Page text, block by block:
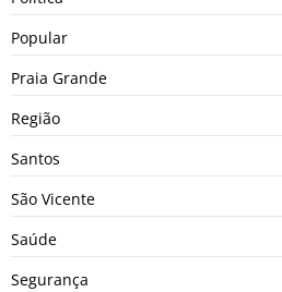
Popular
Praia Grande
Região
Santos
São Vicente
Saúde
Segurança